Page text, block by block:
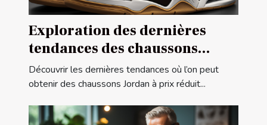
Exploration des dernières
tendances des chaussons
Jordan à prix réduit
Découvrir les dernières tendances où l’on peut
obtenir des chaussons Jordan à prix réduit...